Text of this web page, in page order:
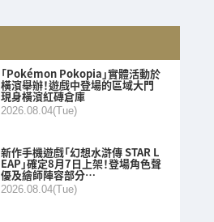
「Pokémon Pokopia」實體活動於
橫濱舉辦！遊戲中登場的區域大門
現身橫濱紅磚倉庫
2026.08.04(Tue)
新作手機遊戲「幻想水滸傳 STAR L
EAP」確定8月7日上架！登場角色聲
優及繪師陣容部分…
2026.08.04(Tue)